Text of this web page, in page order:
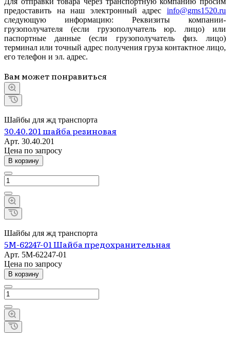
предоставить на наш электронный адрес info@gms1520.ru
следующую информацию: Реквизиты компании-
грузополучателя (если грузополучатель юр. лицо) или
паспортные данные (если грузополучатель физ. лицо)
терминал или точный адрес получения груза контактное лицо,
его телефон и эл. адрес.
Вам может понравиться
Шайбы для жд транспорта
30.40.201 шайба резиновая
Арт. 30.40.201
Цена по запросу
В корзину
Шайбы для жд транспорта
5М-62247-01 Шайба предохранительная
Арт. 5М-62247-01
Цена по запросу
В корзину